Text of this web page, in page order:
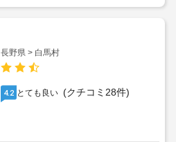
長野県 > 白馬村
4.2 とても良い (クチコミ28件)